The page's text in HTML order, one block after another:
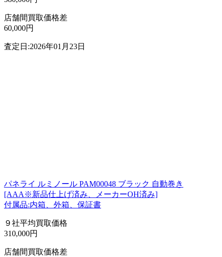
店舗間買取価格差
60,000円
査定日:2026年01月23日
パネライ ルミノール PAM00048 ブラック 自動巻き
[AAA※新品仕上げ済み、メーカーOH済み]
付属品:内箱、外箱、保証書
９社平均買取価格
310,000円
店舗間買取価格差